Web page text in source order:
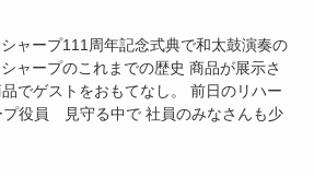
ャープ111周年記念式典で和太鼓演奏の
ャープのこれまでの歴史 商品が展示さ
でゲストをおもてなし。 前日のリハー
プ役員 見守る中で 社員のみなさんも少